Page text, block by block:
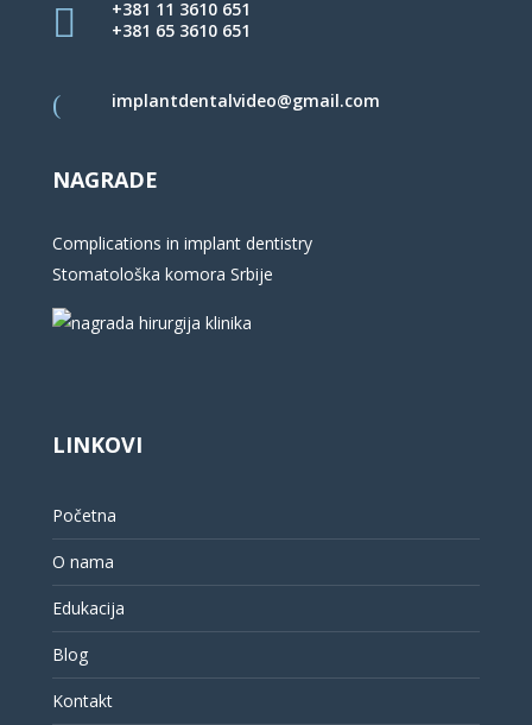
+381 11 3610 651
+381 65 3610 651
implantdentalvideo@gmail.com
NAGRADE
Complications in implant dentistry
Stomatološka komora Srbije
LINKOVI
Početna
O nama
Edukacija
Blog
Kontakt